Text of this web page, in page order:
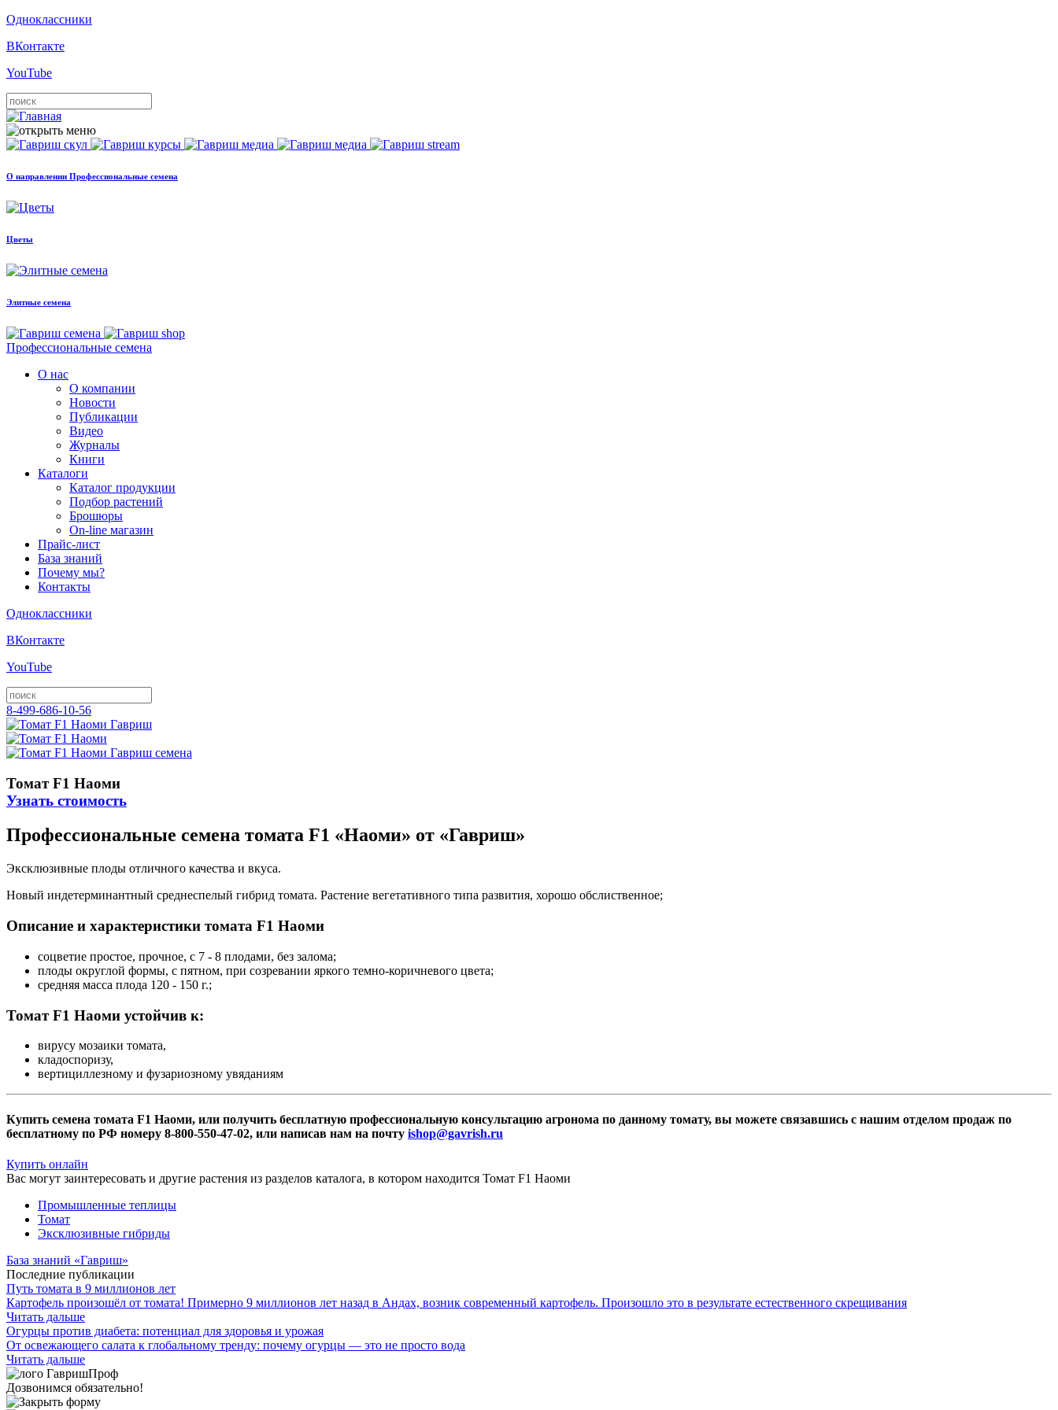
Одноклассники
ВКонтакте
YouTube
О направлении Профессиональные семена
Цветы
Элитные семена
Профессиональные семена
О нас
О компании
Новости
Публикации
Видео
Журналы
Книги
Каталоги
Каталог продукции
Подбор растений
Брошюры
On-line магазин
Прайс-лист
База знаний
Почему мы?
Контакты
Одноклассники
ВКонтакте
YouTube
8-499-686-10-56
Томат F1 Наоми
Узнать стоимость
Профессиональные семена томата F1 «Наоми» от «Гавриш»
Эксклюзивные плоды отличного качества и вкуса.
Новый индетерминантный среднеспелый гибрид томата. Растение вегетативного типа развития, хорошо обслиственное;
Описание и характеристики томата F1 Наоми
соцветие простое, прочное, с 7 - 8 плодами, без залома;
плоды округлой формы, с пятном, при созревании яркого темно-коричневого цвета;
средняя масса плода 120 - 150 г.;
Томат F1 Наоми устойчив к:
вирусу мозаики томата,
кладоспоризу,
вертициллезному и фузариозному увяданиям
Купить семена томата F1 Наоми, или получить бесплатную профессиональную консультацию агронома по данному томату, вы можете связавшись с нашим отделом продаж по
бесплатному по РФ номеру 8-800-550-47-02, или написав нам на почту ishop@gavrish.ru
Купить онлайн
Вас могут заинтересовать и другие растения из разделов каталога, в котором находится Томат F1 Наоми
Промышленные теплицы
Томат
Эксклюзивные гибриды
База знаний «Гавриш»
Последние публикации
Путь томата в 9 миллионов лет
Картофель произошёл от томата! Примерно 9 миллионов лет назад в Андах, возник современный картофель. Произошло это в результате естественного скрещивания
Читать дальше
Огурцы против диабета: потенциал для здоровья и урожая
От освежающего салата к глобальному тренду: почему огурцы — это не просто вода
Читать дальше
Дозвонимся обязательно!